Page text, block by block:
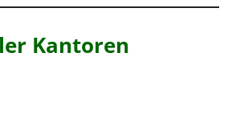
Kantoren